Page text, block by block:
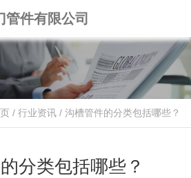
管件有限公司
/ 行业资讯 / 沟槽管件的分类包括哪些？
分类包括哪些？